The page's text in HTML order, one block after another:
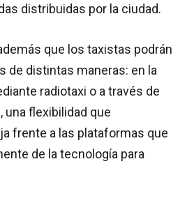
distribuidas por la ciudad.
que los taxistas podrán
de distintas maneras: en la
radiotaxi o a través de
una flexibilidad que
frente a las plataformas que
de la tecnología para